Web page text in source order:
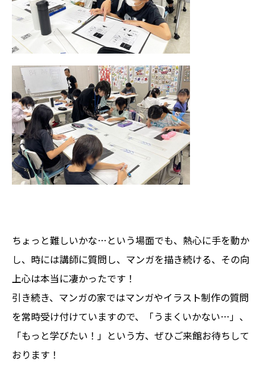
ちょっと難しいかな…という場面でも、熱心に手を動か
し、時には講師に質問し、マンガを描き続ける、その向
上心は本当に凄かったです！
引き続き、マンガの家ではマンガやイラスト制作の質問
を常時受け付けていますので、「うまくいかない…」、
「もっと学びたい！」という方、ぜひご来館お待ちして
おります！